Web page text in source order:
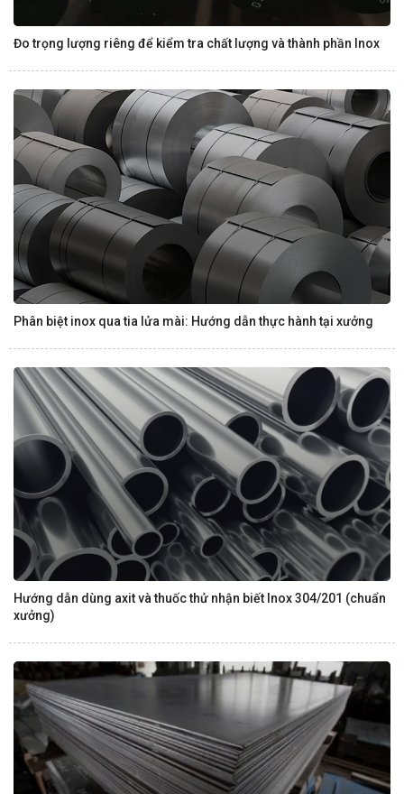
Đo trọng lượng riêng để kiểm tra chất lượng và thành phần Inox
Phân biệt inox qua tia lửa mài: Hướng dẫn thực hành tại xưởng
Hướng dẫn dùng axit và thuốc thử nhận biết Inox 304/201 (chuẩn
xưởng)